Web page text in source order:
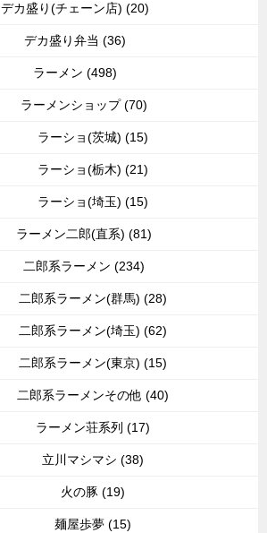
デカ盛り(チェーン店) (20)
デカ盛り弁当 (36)
ラーメン (498)
ラーメンショップ (70)
ラーショ(茨城) (15)
ラーショ(栃木) (21)
ラーショ(埼玉) (15)
ラーメン二郎(直系) (81)
二郎系ラーメン (234)
二郎系ラーメン(群馬) (28)
二郎系ラーメン(埼玉) (62)
二郎系ラーメン(東京) (15)
二郎系ラーメンその他 (40)
ラーメン荘系列 (17)
立川マシマシ (38)
火の豚 (19)
麺屋歩夢 (15)